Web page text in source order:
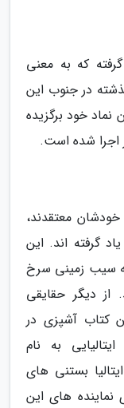
کشور ایتالیا نام خود را از کلمه italia گرفته که به معنی
در جنوب این
نماد خود برگزیده
اجرا شده است.
معتقدند،
گرفته اند. این
سیب زمینی سرخ
از دیگر حقایقی
کتاب آشپزی در
به نام
بستنی های
نماینده های این